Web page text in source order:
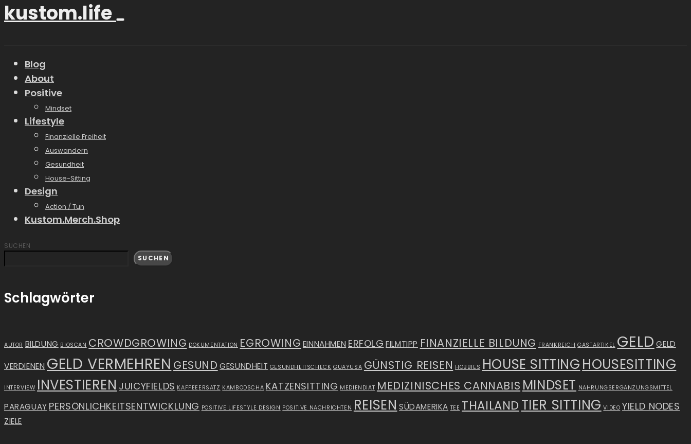
kustom.life
Blog
About
Positive
Mindset
Lifestyle
Finanzielle Freiheit
Auswandern
Gesundheit
House-Sitting
Design
Action / Tun
Kustom.Merch.Shop
SUCHEN
SUCHEN
Schlagwörter
AUTOR BILDUNG BIOSCAN CROWDGROWING DOKUMENTATION EGROWING EINNAHMEN ERFOLG FILMTIPP FINANZIELLE BILDUNG FRANKREICH GASTARTIKEL GELD GELD
VERDIENEN GELD VERMEHREN GESUND GESUNDHEIT GESUNDHEITSCHECK GUAYUSA GÜNSTIG REISEN HOBBIES HOUSE SITTINGHOUSESITTING
INTERVIEW INVESTIEREN JUICYFIELDS KAFFEEERSATZ KAMBODSCHA KATZENSITTING MEDIENDIÄT MEDIZINISCHES CANNABIS MINDSET NAHRUNGSERGÄNZUNGSMITTEL
PARAGUAY PERSÖNLICHKEITSENTWICKLUNG POSITIVE LIFESTYLE DESIGN POSITIVE NACHRICHTEN REISEN SÜDAMERIKA TEE THAILAND TIER SITTING VIDEO YIELD NODES
ZIELE